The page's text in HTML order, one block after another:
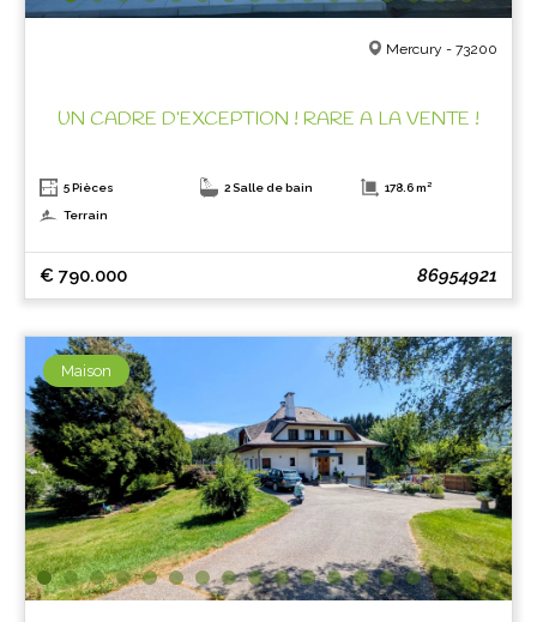
Mercury - 73200
UN CADRE D’EXCEPTION ! RARE A LA VENTE !
5 Pièces 2 Salle de bain 178.6 m²
Terrain
€ 790.000 86954921
Maison